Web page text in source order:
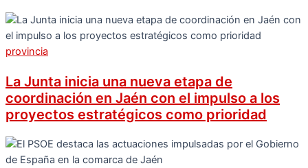
provincia
La Junta inicia una nueva etapa de
coordinación en Jaén con el impulso a los
proyectos estratégicos como prioridad